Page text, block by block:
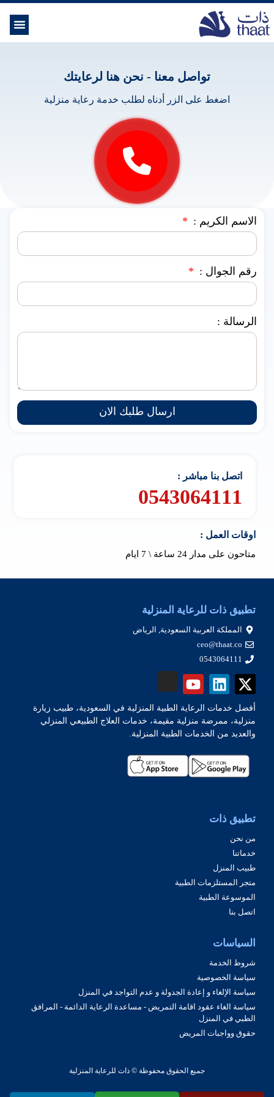
تواصل معنا - نحن هنا لرعايتك
اضغط على الزر أدناه لطلب خدمة رعاية منزلية
الاسم الكريم :
رقم الجوال :
الرسالة :
ارسال طلبك الان
اتصل بنا مباشر :
0543064111
اوقات العمل :
متاحون على مدار 24 ساعة \ 7 ايام
تطبيق ذات للرعاية المنزلية
المملكة العربية السعودية, الرياض
ceo@thaat.co
0543064111
أفضل خدمات الرعاية الطبية المنزلية في السعودية، طبيب زيارة
منزلية، ممرضة منزلية مقيمة، خدمات العلاج الطبيعي المنزلي
والعديد من الخدمات الطبية المنزلية.
تطبيق ذات
من نحن
خدماتنا
طبيب المنزل
متجر المستلزمات الطبية
الموسوعة الطبية
اتصل بنا
السياسات
شروط الخدمة
سياسة الخصوصية
سياسة الإلغاء و إعادة الجدولة و عدم التواجد في المنزل
سياسة الغاء عقود اقامة التمريض - مساعدة الرعاية الدائمة - المرافق
الطبي في المنزل
حقوق وواجبات المريض
جميع الحقوق محفوظة © ذات للرعاية المنزلية